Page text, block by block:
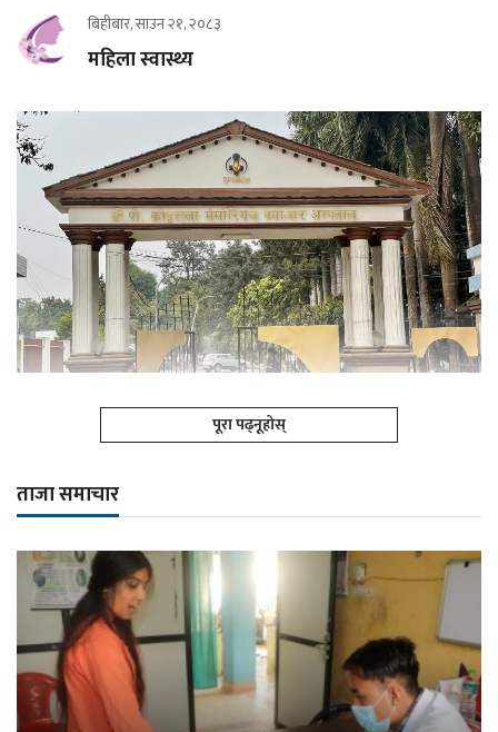
बिहीबार, साउन २१, २०८३
महिला स्वास्थ्य
पूरा पढ्नूहोस्
ताजा समाचार